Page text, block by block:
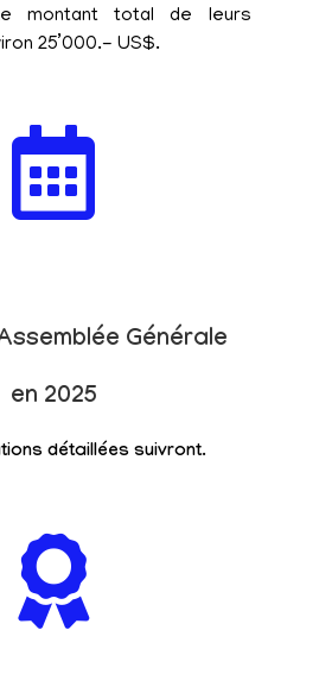
montant total de leurs
25’000.- US$.
Générale
en 2025
détaillées suivront.